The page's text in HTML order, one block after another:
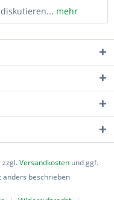
mehr
zzgl.Versandkosten und ggf.
anders beschrieben